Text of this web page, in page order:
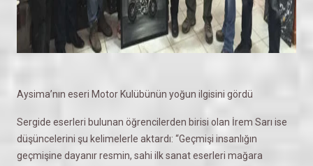
Aysima’nın eseri Motor Kulübünün yoğun ilgisini gördü
Sergide eserleri bulunan öğrencilerden birisi olan İrem Sarı ise
düşüncelerini şu kelimelerle aktardı: “Geçmişi insanlığın
geçmişine dayanır resmin, sahi ilk sanat eserleri mağara